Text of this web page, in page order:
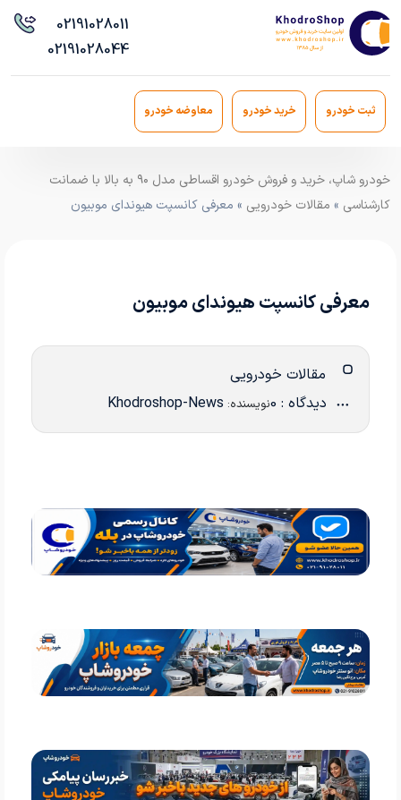
02191028011
02191028044
ثبت خودرو خرید خودرو معاوضه خودرو
خودرو شاپ، خرید و فروش خودرو اقساطی مدل ۹۰ به بالا با ضمانت
کارشناسی » مقالات خودرویی » معرفی کانسپت هیوندای موبیون
معرفی کانسپت هیوندای موبیون
مقالات خودرویی
دیدگاه : 0 نویسنده: Khodroshop-News